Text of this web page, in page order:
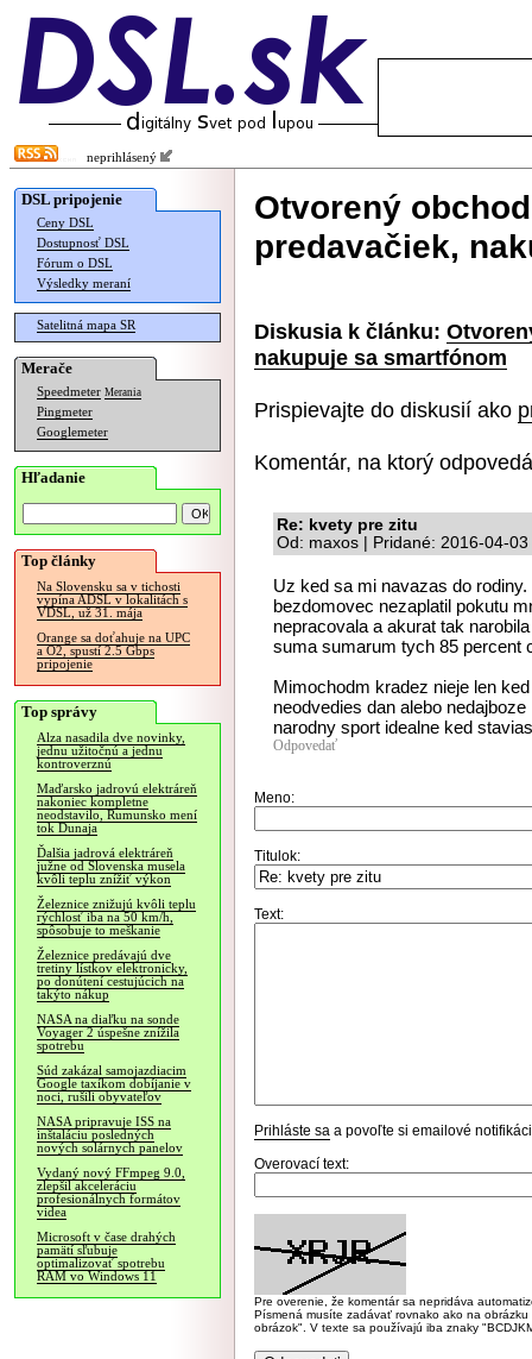
neprihlásený
DSL pripojenie
Ceny DSL
Dostupnosť DSL
Fórum o DSL
Výsledky meraní
Satelitná mapa SR
Merače
Speedmeter Merania
Pingmeter
Googlemeter
Hľadanie
Top články
Na Slovensku sa v tichosti
vypína ADSL v lokalitách s
VDSL, už 31. mája
Orange sa doťahuje na UPC
a O2, spustí 2.5 Gbps
pripojenie
Top správy
Alza nasadila dve novinky,
jednu užitočnú a jednu
kontroverznú
Maďarsko jadrovú elektráreň
nakoniec kompletne
neodstavilo, Rumunsko mení
tok Dunaja
Ďalšia jadrová elektráreň
južne od Slovenska musela
kvôli teplu znížiť výkon
Železnice znižujú kvôli teplu
rýchlosť iba na 50 km/h,
spôsobuje to meškanie
Železnice predávajú dve
tretiny lístkov elektronicky,
po donútení cestujúcich na
takýto nákup
NASA na diaľku na sonde
Voyager 2 úspešne znížila
spotrebu
Súd zakázal samojazdiacim
Google taxíkom dobíjanie v
noci, rušili obyvateľov
NASA pripravuje ISS na
inštaláciu posledných
nových solárnych panelov
Vydaný nový FFmpeg 9.0,
zlepšil akceleráciu
profesionálnych formátov
videa
Microsoft v čase drahých
pamätí sľubuje
optimalizovať spotrebu
RAM vo Windows 11
Otvorený
predavačiek,
Diskusia k článku:
nakupuje sa smartfónom
Prispievajte do diskusií ako
Komentár, na ktorý
Re: kvety pre zitu
Od: maxos | Pridané: 2016-04-03
Uz ked sa mi navazas do
bezdomovec nezaplatil pokutu
nepracovala a akurat tak
suma sumarum tych 85 percent
Mimochodm kradez nieje len
neodvedies dan alebo
narodny sport idealne ked
Odpovedať
Meno:
Titulok:
Text:
Prihláste sa a povoľte si emailové
Overovací text:
Pre overenie, že komentár sa nepridáva
Písmená musíte zadávať rovnako ako na
obrázok". V texte sa používajú iba znaky